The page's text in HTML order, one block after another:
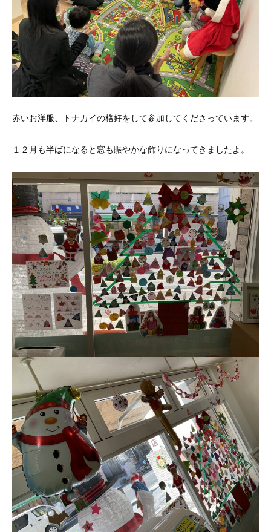
赤いお洋服、トナカイの格好をして参加してくださっています。
１２月も半ばになると窓も賑やかな飾りになってきましたよ。